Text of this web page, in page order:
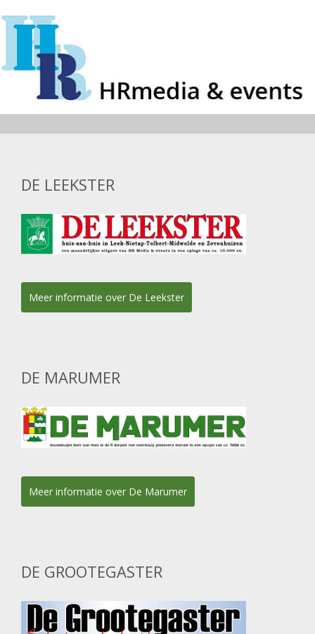
DE LEEKSTER
Meer informatie over De Leekster
DE MARUMER
Meer informatie over De Marumer
DE GROOTEGASTER